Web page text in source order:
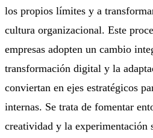
los propios límites y a
cultura organizacional. Este
empresas adopten un cambio
transformación digital y la
conviertan en ejes estratégicos
internas. Se trata de fomentar
creatividad y la experimentación